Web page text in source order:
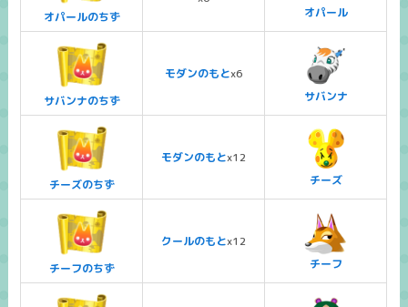
オパールのちず
オパール
サバンナのちず
モダンのもとx6
サバンナ
チーズのちず
モダンのもとx12
チーズ
チーフのちず
クールのもとx12
チーフ